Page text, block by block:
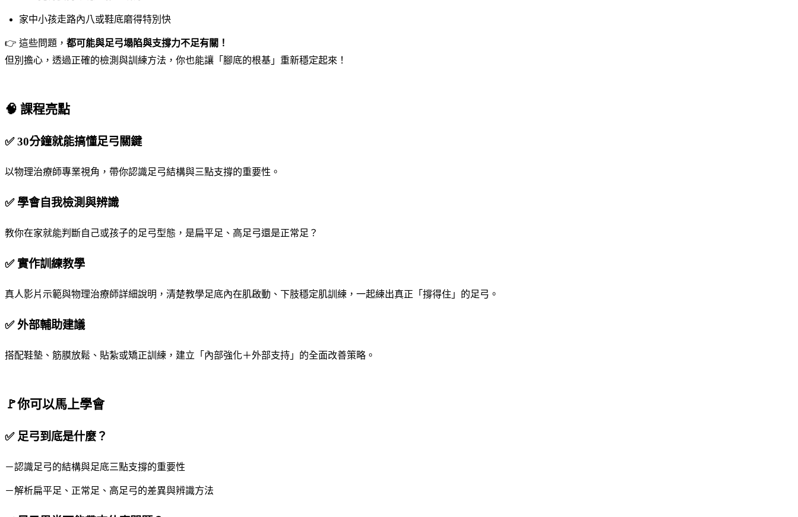
家中小孩走路內八或鞋底磨得特別快
👉 這些問題， 都可能與足弓塌陷與支撐力不足有關！
但別擔心，透過正確的檢測與訓練方法，你也能讓「腳底的根基」重新穩定起來！
🧠 課程亮點
✅30分鐘就能搞懂足弓關鍵
以物理治療師專業視角，帶你認識足弓結構與三點支撐的重要性。
✅ 學會自我檢測與辨識
教你在家就能判斷自己或孩子的足弓型態，是扁平足、高足弓還是正常足？
✅ 實作訓練教學
真人影片示範與物理治療師詳細說明，清楚教學足底內在肌啟動、下肢穩定肌訓練，一起練出真正「撐得住」的足弓。
✅外部輔助建議
搭配鞋墊、筋膜放鬆、貼紮或矯正訓練，建立「內部強化＋外部支持」的全面改善策略。
🚩你可以馬上學會
✅ 足弓到底是什麼？
－認識足弓的結構與足底三點支撐的重要性
－解析扁平足、正常足、高足弓的差異與辨識方法